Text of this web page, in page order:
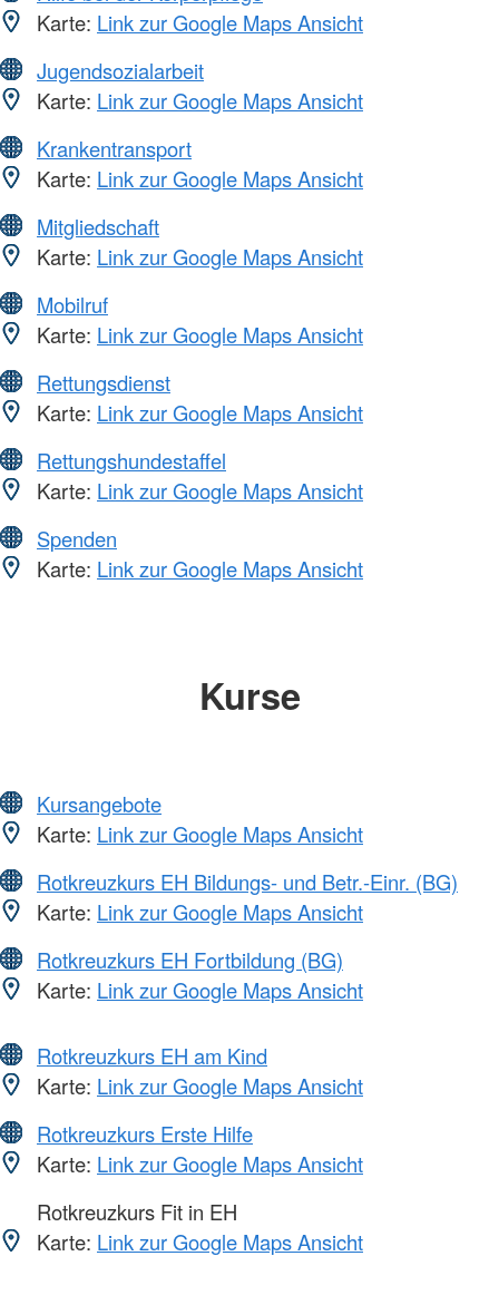
Karte: Link zur Google Maps Ansicht
Jugendsozialarbeit
Karte: Link zur Google Maps Ansicht
Krankentransport
Karte: Link zur Google Maps Ansicht
Mitgliedschaft
Karte: Link zur Google Maps Ansicht
Mobilruf
Karte: Link zur Google Maps Ansicht
Rettungsdienst
Karte: Link zur Google Maps Ansicht
Rettungshundestaffel
Karte: Link zur Google Maps Ansicht
Spenden
Karte: Link zur Google Maps Ansicht
Kurse
Kursangebote
Karte: Link zur Google Maps Ansicht
Rotkreuzkurs EH Bildungs- und Betr.-Einr. (BG)
Karte: Link zur Google Maps Ansicht
Rotkreuzkurs EH Fortbildung (BG)
Karte: Link zur Google Maps Ansicht
Rotkreuzkurs EH am Kind
Karte: Link zur Google Maps Ansicht
Rotkreuzkurs Erste Hilfe
Karte: Link zur Google Maps Ansicht
Rotkreuzkurs Fit in EH
Karte: Link zur Google Maps Ansicht